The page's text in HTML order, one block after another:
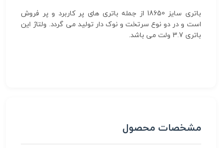
باتری سایز 18650 از جمله باتری های پر کاربرد و پر فروش
است و در دو نوع سرتخت و نوک دار تولید می گردد. ولتاژ این
باتری 3.7 ولت می باشد.
مشخصات محصول